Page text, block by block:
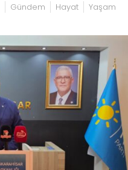
Gündem Hayat Yaşam